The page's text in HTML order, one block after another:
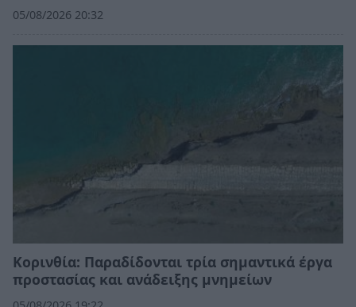
05/08/2026 20:32
Κορινθία: Παραδίδονται τρία σημαντικά έργα
προστασίας και ανάδειξης μνημείων